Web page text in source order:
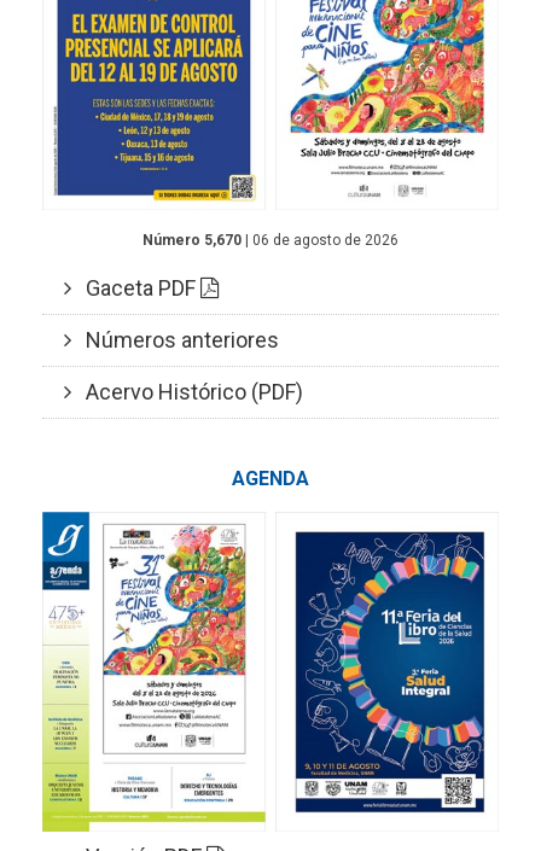
Número 5,670 | 06 de agosto de 2026
Gaceta PDF
Números anteriores
Acervo Histórico (PDF)
AGENDA